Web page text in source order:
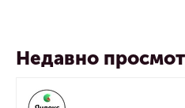
Недавно